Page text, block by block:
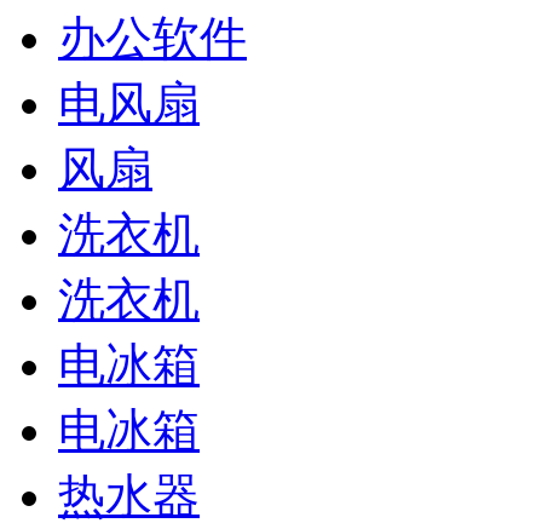
办公软件
电风扇
风扇
洗衣机
洗衣机
电冰箱
电冰箱
热水器